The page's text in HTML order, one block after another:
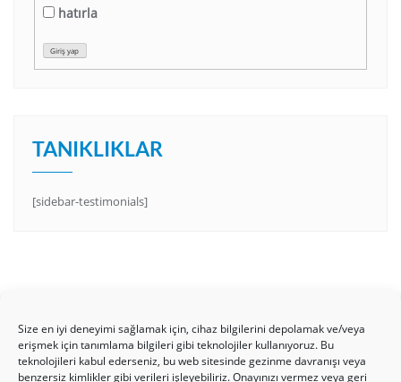
Size en iyi deneyimi sağlamak için, cihaz bilgilerini depolamak ve/veya
erişmek için tanımlama bilgileri gibi teknolojiler kullanıyoruz. Bu
teknolojileri kabul ederseniz, bu web sitesinde gezinme davranışı veya
benzersiz kimlikler gibi verileri işleyebiliriz. Onayınızı vermez veya geri
hatırla
Giriş yap
TANIKLIKLAR
[sidebar-testimonials]